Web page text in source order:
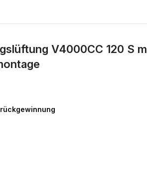
V4000CC 120 S